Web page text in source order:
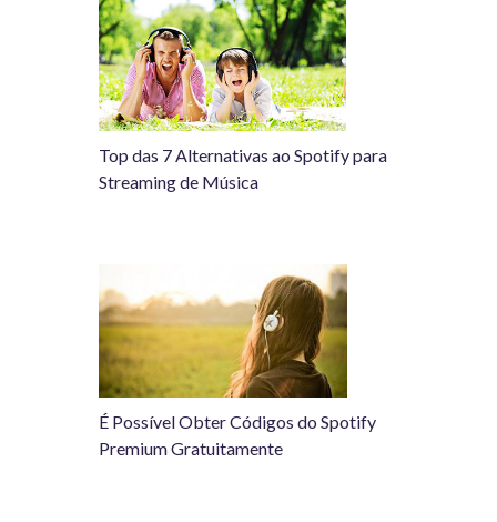
Top das 7 Alternativas ao Spotify para
Streaming de Música
É Possível Obter Códigos do Spotify
Premium Gratuitamente